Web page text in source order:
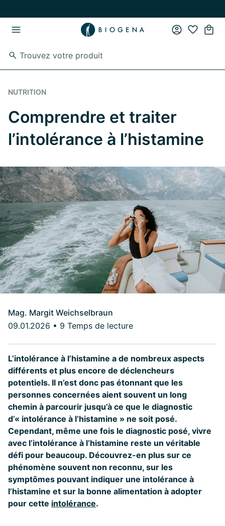
NUTRITION
Comprendre et traiter
l’intolérance à l’histamine
Mag. Margit Weichselbraun
09.01.2026 • 9 Temps de lecture
L’intolérance à l’histamine a de nombreux aspects
différents et plus encore de déclencheurs
potentiels. Il n’est donc pas étonnant que les
personnes concernées aient souvent un long
chemin à parcourir jusqu’à ce que le diagnostic
d’« intolérance à l’histamine » ne soit posé.
Cependant, même une fois le diagnostic posé, vivre
avec l’intolérance à l’histamine reste un véritable
défi pour beaucoup. Découvrez-en plus sur ce
phénomène souvent non reconnu, sur les
symptômes pouvant indiquer une intolérance à
l’histamine et sur la bonne alimentation à adopter
pour cette intolérance.